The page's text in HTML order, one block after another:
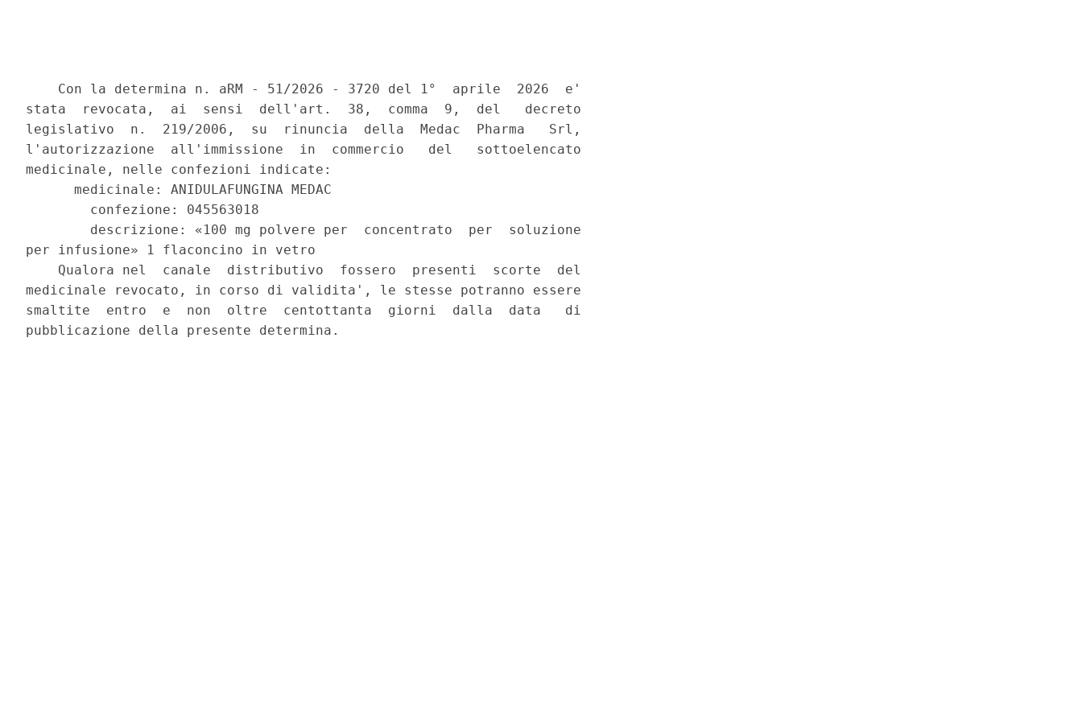
    Con la determina n. aRM - 51/2026 - 3720 del 1°  aprile  2026  e'
stata  revocata,  ai  sensi  dell'art.  38,  comma  9,  del   decreto
legislativo  n.  219/2006,  su  rinuncia  della  Medac  Pharma   Srl,
l'autorizzazione  all'immissione  in  commercio   del   sottoelencato
medicinale, nelle confezioni indicate:
      medicinale: ANIDULAFUNGINA MEDAC
        confezione: 045563018
        descrizione: «100 mg polvere per  concentrato  per  soluzione
per infusione» 1 flaconcino in vetro
    Qualora nel  canale  distributivo  fossero  presenti  scorte  del
medicinale revocato, in corso di validita', le stesse potranno essere
smaltite  entro  e  non  oltre  centottanta  giorni  dalla  data   di